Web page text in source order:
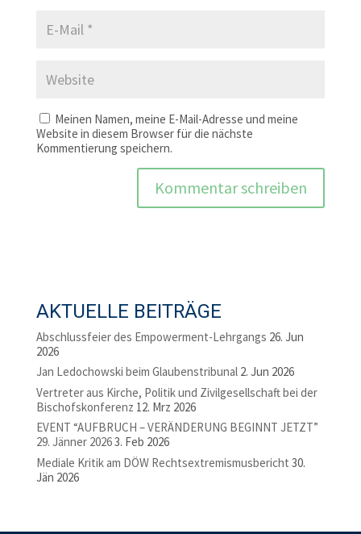
Meinen Namen, meine E-Mail-Adresse und meine
Website in diesem Browser für die nächste
Kommentierung speichern.
AKTUELLE BEITRÄGE
Abschlussfeier des Empowerment-Lehrgangs 26. Jun
2026
Jan Ledochowski beim Glaubenstribunal 2. Jun 2026
Vertreter aus Kirche, Politik und Zivilgesellschaft bei der
Bischofskonferenz 12. Mrz 2026
EVENT “AUFBRUCH – VERÄNDERUNG BEGINNT JETZT”
29. Jänner 20263. Feb 2026
Mediale Kritik am DÖW Rechtsextremismusbericht 30.
Jän 2026